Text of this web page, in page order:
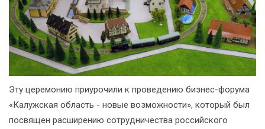
Эту церемонию приурочили к проведению бизнес-форума
«Калужская область - новые возможности», который был
посвящен расширению сотрудничества российского